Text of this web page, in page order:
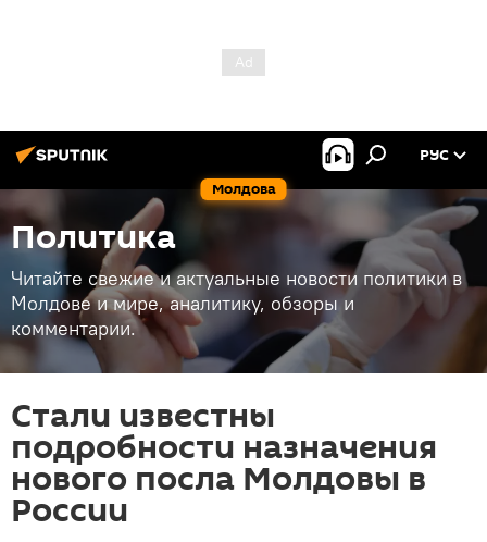
Молдова
РУС
Политика
Читайте свежие и актуальные новости политики в
Молдове и мире, аналитику, обзоры и
комментарии.
Стали известны
подробности назначения
нового посла Молдовы в
России